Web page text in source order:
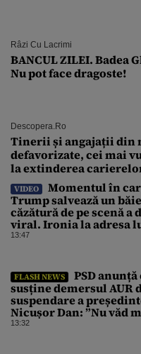
Râzi Cu Lacrimi
BANCUL ZILEI. Badea
Nu pot face dragoste!
Descopera.ro
Tinerii și angajații din
defavorizate, cei mai
la extinderea
profesionale
VIDEO
Momentul în
Trump salvează un
căzătură de pe scenă a
viral. Ironia la adresa
care a stârnit râsete
13:47
FLASH NEWS
PSD anunță
susține demersul AUR
suspendare a
Nicușor Dan: ”Nu văd
pentru care
13:32